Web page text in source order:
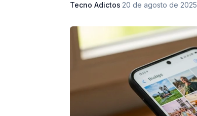
Tecno Adictos·20 de agosto de 2025